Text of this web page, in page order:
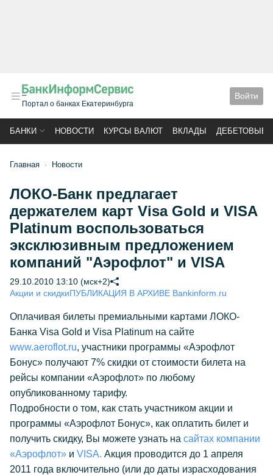
Портал о банках Екатеринбурга
Войти
БАНКИ НОВОСТИ КУРСЫ ВАЛЮТ ВКЛАДЫ ДЕБЕТОВЫЕ
Главная Новости
ЛОКО-Банк предлагает
держателем карт Visa Gold и VISA
Platinum воспользоваться
эксклюзивным предложением
компаний "Аэрофлот" и VISA
29.10.2010 13:10 (мск+2)
Акции и скидкиПУБЛИКАЦИЯ В АРХИВЕ Bankinform.ru
Оплачивая билеты премиальными картами ЛОКО-
Банка Visa Gold и Visa Platinum на сайте
www.aeroflot.ru, участники программы «Аэрофлот
Бонус» получают 7% скидки от стоимости билета на
рейсы компании «Аэрофлот» по любому
опубликованному тарифу.
Подробности о том, как стать участником акции и
программы «Аэрофлот Бонус», как оплатить билет и
получить скидку, Вы можете узнать на сайтах компании
«Аэрофлот» и VISA. Акция проводится до 1 апреля
2011 года включительно (или до даты израсходования